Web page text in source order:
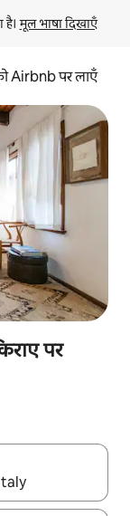
है। मूल भाषा दिखाएँ
Airbnb पर लाएँ
पर
इस्तेमाल करके नेविगेट